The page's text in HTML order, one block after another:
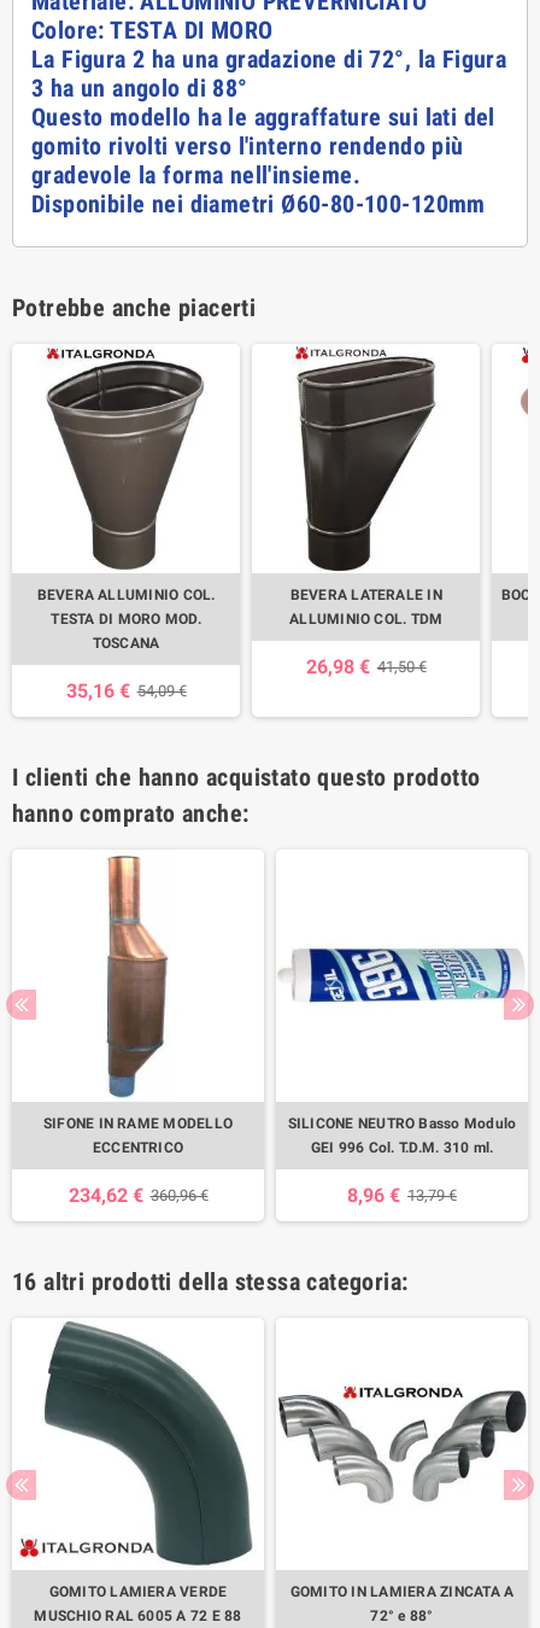
Colore: TESTA DI MORO
La Figura 2 ha una gradazione di 72°, la Figura
3 ha un angolo di 88°
Questo modello ha le aggraffature sui lati del
gomito rivolti verso l'interno rendendo più
gradevole la forma nell'insieme.
Disponibile nei diametri Ø60-80-100-120mm
Potrebbe anche piacerti
BEVERA ALLUMINIO COL.
TESTA DI MORO MOD.
TOSCANA
35,16 € 54,09 €
BEVERA LATERALE IN
ALLUMINIO COL. TDM
26,98 € 41,50 €
I clienti che hanno acquistato questo prodotto
hanno comprato anche:
SIFONE IN RAME MODELLO
ECCENTRICO
234,62 € 360,96 €
SILICONE NEUTRO Basso Modulo
GEI 996 Col. T.D.M. 310 ml.
8,96 € 13,79 €
16 altri prodotti della stessa categoria:
GOMITO LAMIERA VERDE
MUSCHIO RAL 6005 A 72 E 88
GOMITO IN LAMIERA ZINCATA A
72° e 88°